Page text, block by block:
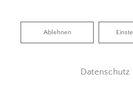
Bitte akzeptieren
Ablehnen
Ablehnen
Datenschutz